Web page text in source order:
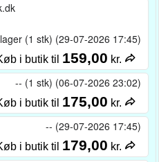
(1 stk) (29-07-2026 17:45)
i butik til 159,00 kr.
-- (1 stk) (06-07-2026 23:02)
i butik til 175,00 kr.
-- (29-07-2026 17:45)
i butik til 179,00 kr.